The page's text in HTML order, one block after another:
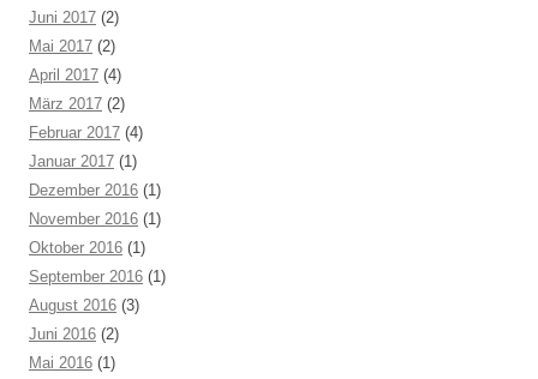
Juni 2017 (2)
Mai 2017 (2)
April 2017 (4)
März 2017 (2)
Februar 2017 (4)
Januar 2017 (1)
Dezember 2016 (1)
November 2016 (1)
Oktober 2016 (1)
September 2016 (1)
August 2016 (3)
Juni 2016 (2)
Mai 2016 (1)